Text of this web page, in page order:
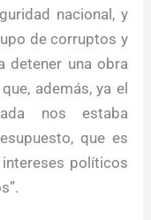
nacional, y
de corruptos y
detener una obra
además, ya el
nos estaba
que es
políticos